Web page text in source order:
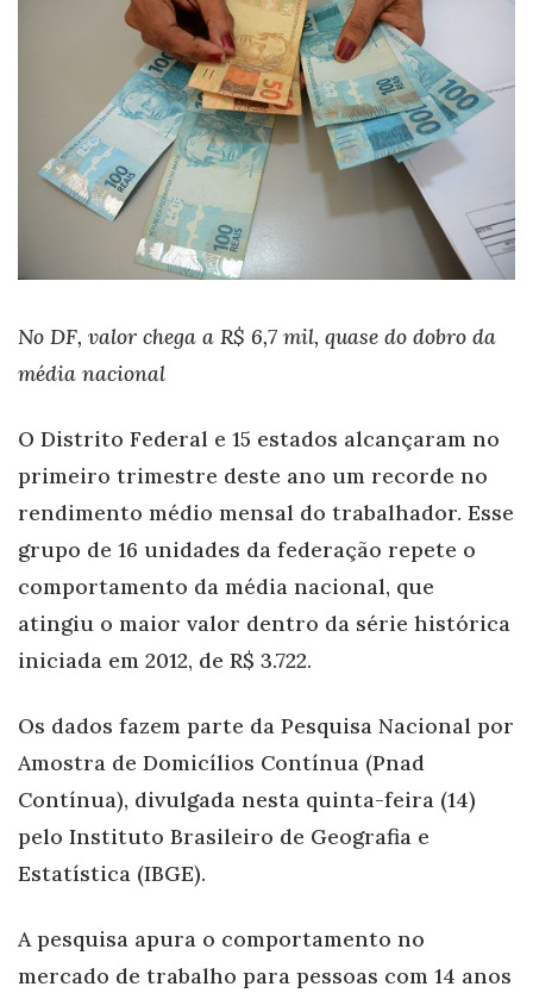
No DF, valor chega a R$ 6,7 mil, quase do dobro da
média nacional
O Distrito Federal e 15 estados alcançaram no
primeiro trimestre deste ano um recorde no
rendimento médio mensal do trabalhador. Esse
grupo de 16 unidades da federação repete o
comportamento da média nacional, que
atingiu o maior valor dentro da série histórica
iniciada em 2012, de R$ 3.722.
Os dados fazem parte da Pesquisa Nacional por
Amostra de Domicílios Contínua (Pnad
Contínua), divulgada nesta quinta-feira (14)
pelo Instituto Brasileiro de Geografia e
Estatística (IBGE).
A pesquisa apura o comportamento no
mercado de trabalho para pessoas com 14 anos